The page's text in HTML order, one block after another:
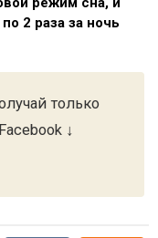
2 раза за ночь
только
↓